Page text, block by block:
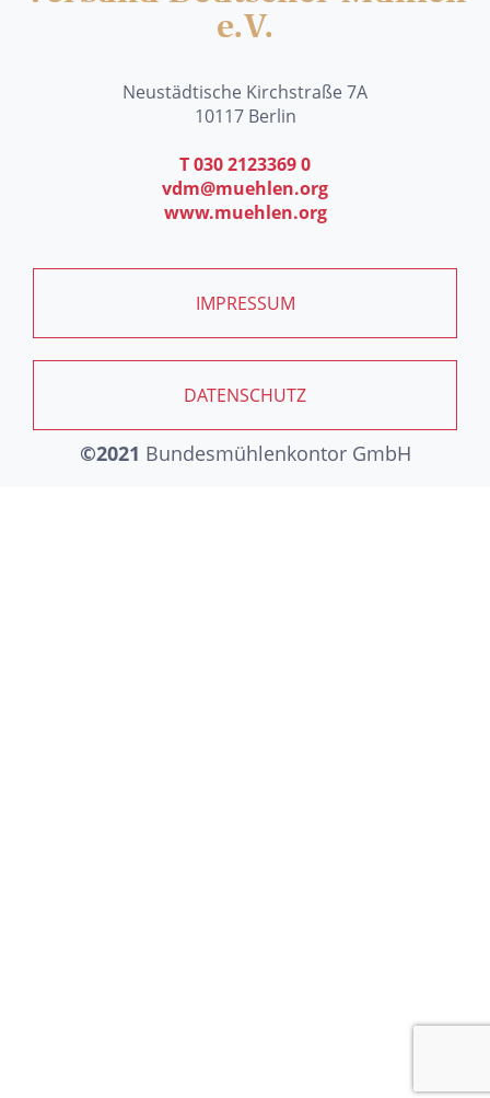
e.V.
Neustädtische Kirchstraße 7A
10117 Berlin
T 030 2123369 0
vdm@muehlen.org
www.muehlen.org
IMPRESSUM
DATENSCHUTZ
©2021 Bundesmühlenkontor GmbH